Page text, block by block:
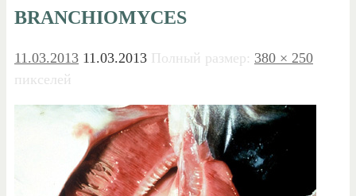
BRANCHIOMYCES
11.03.2013 11.03.2013 Полный размер: 380 × 250
пикселей